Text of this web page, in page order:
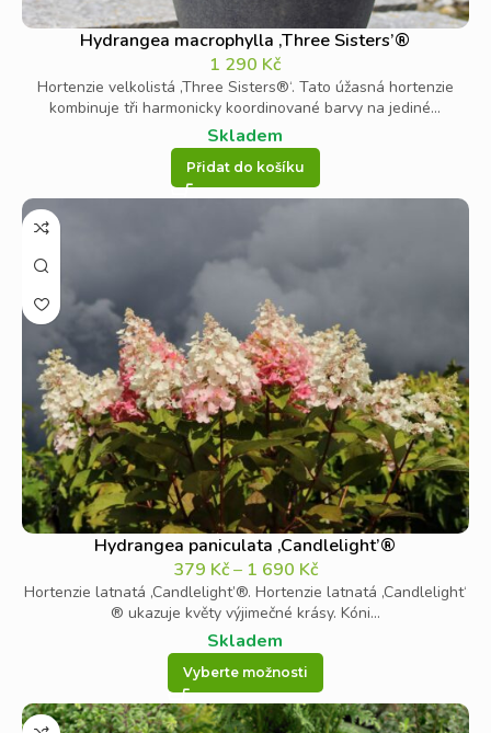
Hydrangea macrophylla ‚Three Sisters’®
1 290 Kč
Hortenzie velkolistá ‚Three Sisters®‘. Tato úžasná hortenzie
kombinuje tři harmonicky koordinované barvy na jediné...
Skladem
Přidat do košíku
Hydrangea paniculata ‚Candlelight’®
379 Kč– 1 690 Kč
Hortenzie latnatá ‚Candlelight’®. Hortenzie latnatá ‚Candlelight‘
® ukazuje květy výjimečné krásy. Kóni...
Skladem
Vyberte možnosti